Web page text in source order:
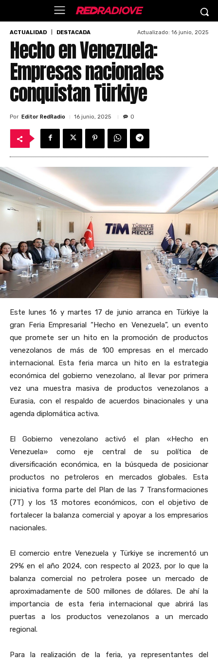
ACTUALIDAD DESTACADA Actualizado: 16 junio, 2025
Hecho en Venezuela:
Empresas nacionales
conquistan Türkiye
Por Editor RedRadio 16 junio, 2025 0
Este lunes 16 y martes 17 de junio arranca en Türkiye la
gran Feria Empresarial “Hecho en Venezuela”, un evento
que promete ser un hito en la promoción de productos
venezolanos de más de 100 empresas en el mercado
internacional. Esta feria marca un hito en la estrategia
económica del gobierno venezolano, al llevar por primera
vez una muestra masiva de productos venezolanos a
Eurasia, con el respaldo de acuerdos binacionales y una
agenda diplomática activa.
El Gobierno venezolano activó el plan «Hecho en
Venezuela» como eje central de su política de
diversificación económica, en la búsqueda de posicionar
productos no petroleros en mercados globales. Esta
iniciativa forma parte del Plan de las 7 Transformaciones
(7T) y los 13 motores económicos, con el objetivo de
fortalecer la balanza comercial y apoyar a los empresarios
nacionales.
El comercio entre Venezuela y Türkiye se incrementó un
29% en el año 2024, con respecto al 2023, por lo que la
balanza comercial no petrolera posee un mercado de
aproximadamente de 500 millones de dólares. De ahí la
importancia de esta feria internacional que abrirá las
puertas a los productos venezolanos a un mercado
regional.
Para la realización de la feria, ya representantes del